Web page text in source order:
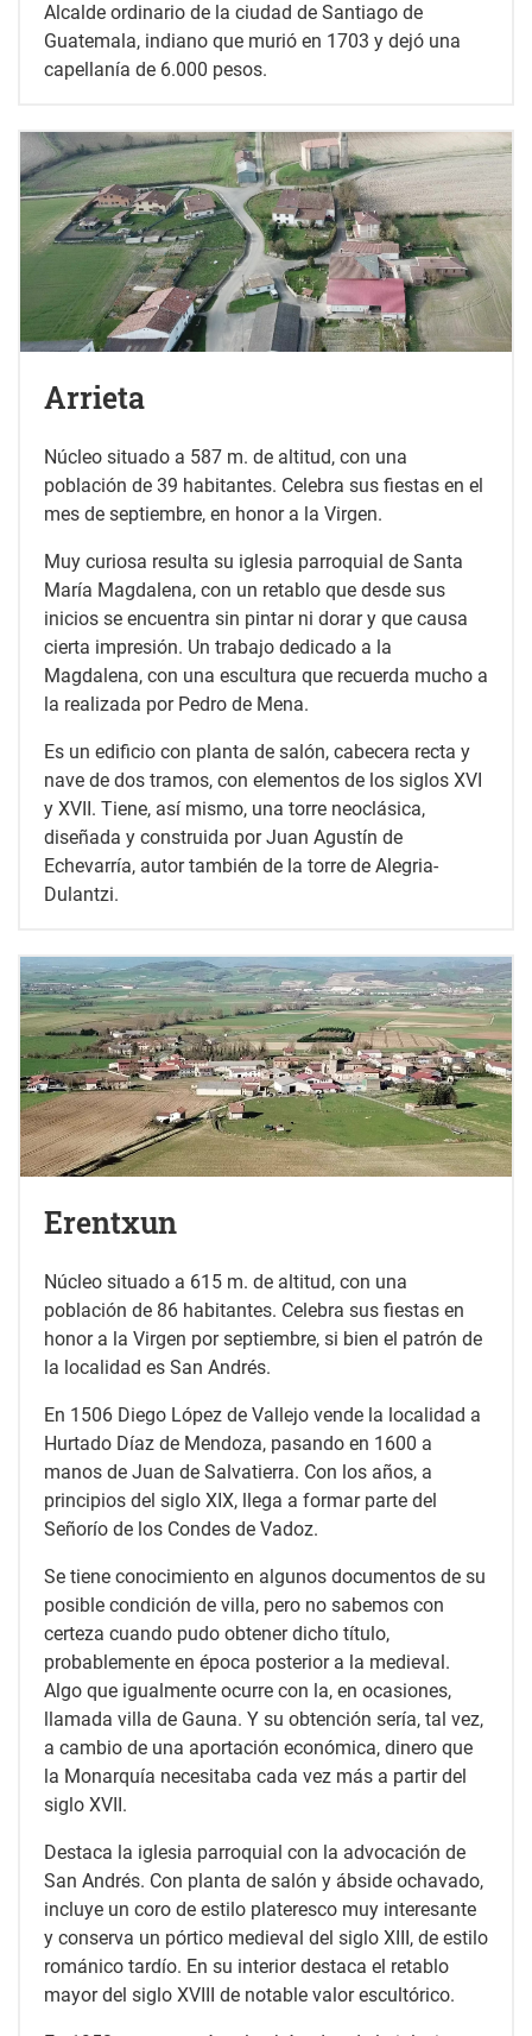
Alcalde ordinario de la ciudad de Santiago de
Guatemala, indiano que murió en 1703 y dejó una
capellanía de 6.000 pesos.
Arrieta
Núcleo situado a 587 m. de altitud, con una
población de 39 habitantes. Celebra sus fiestas en el
mes de septiembre, en honor a la Virgen.
Muy curiosa resulta su iglesia parroquial de Santa
María Magdalena, con un retablo que desde sus
inicios se encuentra sin pintar ni dorar y que causa
cierta impresión. Un trabajo dedicado a la
Magdalena, con una escultura que recuerda mucho a
la realizada por Pedro de Mena.
Es un edificio con planta de salón, cabecera recta y
nave de dos tramos, con elementos de los siglos XVI
y XVII. Tiene, así mismo, una torre neoclásica,
diseñada y construida por Juan Agustín de
Echevarría, autor también de la torre de Alegria-
Dulantzi.
Erentxun
Núcleo situado a 615 m. de altitud, con una
población de 86 habitantes. Celebra sus fiestas en
honor a la Virgen por septiembre, si bien el patrón de
la localidad es San Andrés.
En 1506 Diego López de Vallejo vende la localidad a
Hurtado Díaz de Mendoza, pasando en 1600 a
manos de Juan de Salvatierra. Con los años, a
principios del siglo XIX, llega a formar parte del
Señorío de los Condes de Vadoz.
Se tiene conocimiento en algunos documentos de su
posible condición de villa, pero no sabemos con
certeza cuando pudo obtener dicho título,
probablemente en época posterior a la medieval.
Algo que igualmente ocurre con la, en ocasiones,
llamada villa de Gauna. Y su obtención sería, tal vez,
a cambio de una aportación económica, dinero que
la Monarquía necesitaba cada vez más a partir del
siglo XVII.
Destaca la iglesia parroquial con la advocación de
San Andrés. Con planta de salón y ábside ochavado,
incluye un coro de estilo plateresco muy interesante
y conserva un pórtico medieval del siglo XIII, de estilo
románico tardío. En su interior destaca el retablo
mayor del siglo XVIII de notable valor escultórico.